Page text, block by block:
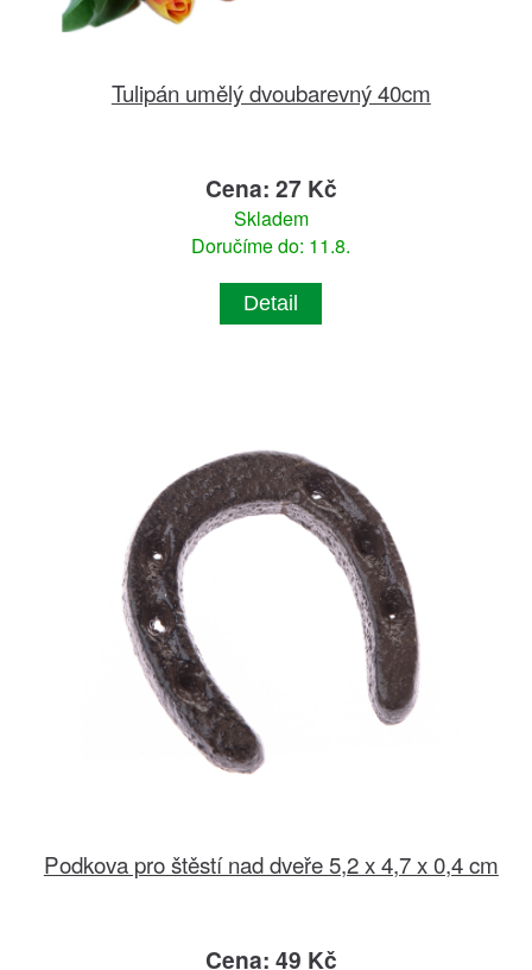
Tulipán umělý dvoubarevný 40cm
Cena: 27 Kč
Skladem
Doručíme do: 11.8.
Detail
Podkova pro štěstí nad dveře 5,2 x 4,7 x 0,4 cm
Cena: 49 Kč